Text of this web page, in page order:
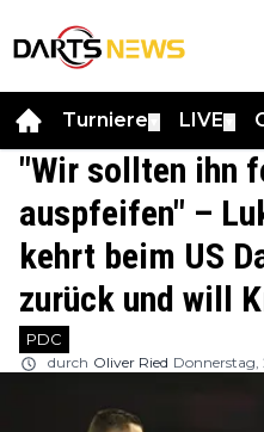
Turniere LIVE
"Wir sollten ihn
auspfeifen" –
kehrt beim US
zurück und will
PDC
durch Oliver Ried Donnerstag,